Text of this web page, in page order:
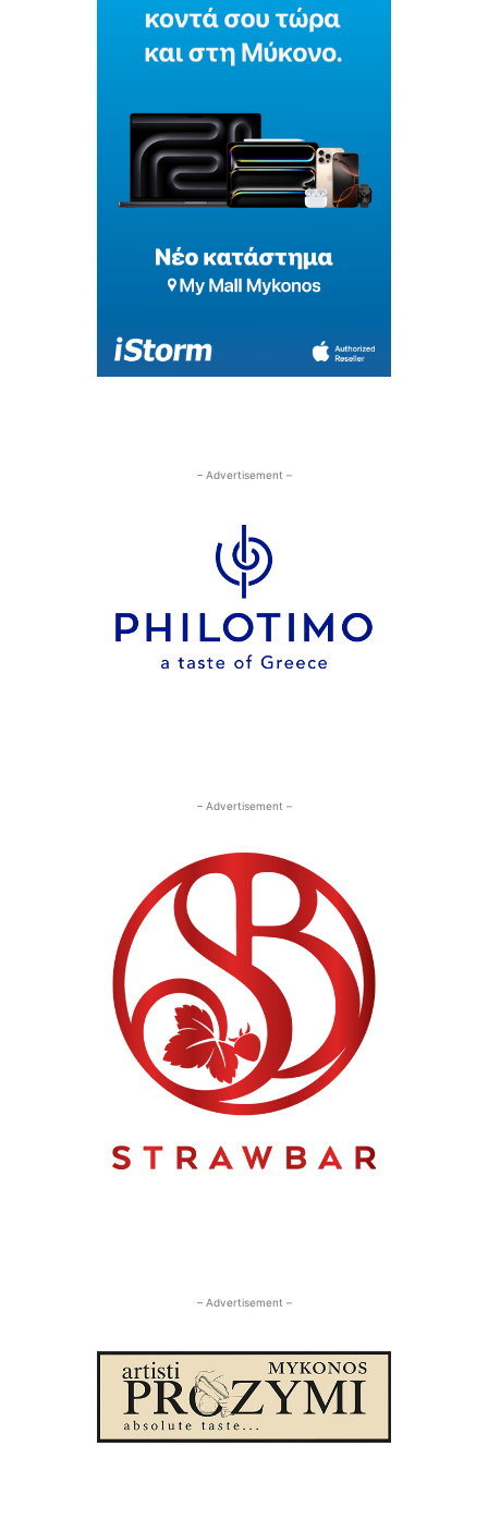
– Advertisement –
– Advertisement –
– Advertisement –